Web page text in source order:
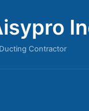
Contractor